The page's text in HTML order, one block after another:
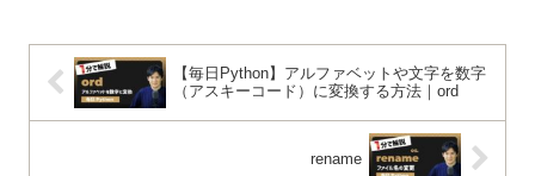
【毎日Python】アルファベットや文字を数字
（アスキーコード）に変換する方法｜ord
rename